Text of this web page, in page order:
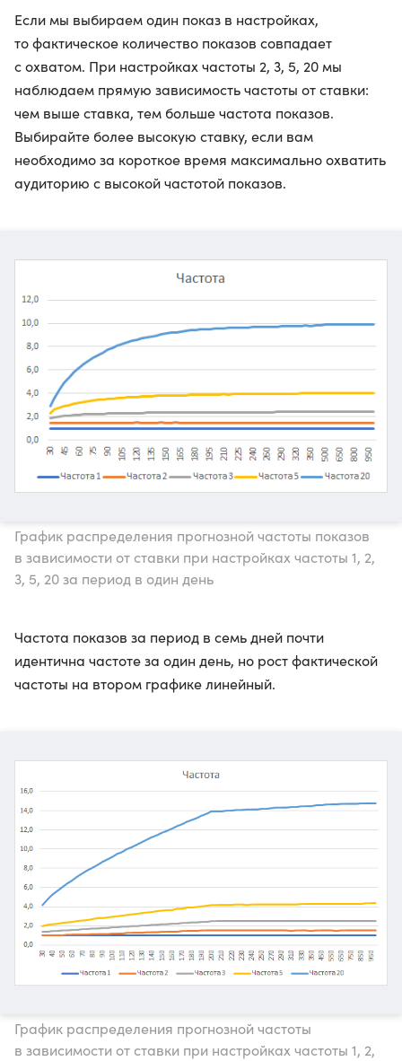
Если мы выбираем один показ в настройках,
то фактическое количество показов совпадает
с охватом. При настройках частоты 2, 3, 5, 20 мы
наблюдаем прямую зависимость частоты от ставки:
чем выше ставка, тем больше частота показов.
Выбирайте более высокую ставку, если вам
необходимо за короткое время максимально охватить
аудиторию с высокой частотой показов.
График распределения прогнозной частоты показов
в зависимости от ставки при настройках частоты 1, 2,
3, 5, 20 за период в один день
Частота показов за период в семь дней почти
идентична частоте за один день, но рост фактической
частоты на втором графике линейный.
График распределения прогнозной частоты
в зависимости от ставки при настройках частоты 1, 2,